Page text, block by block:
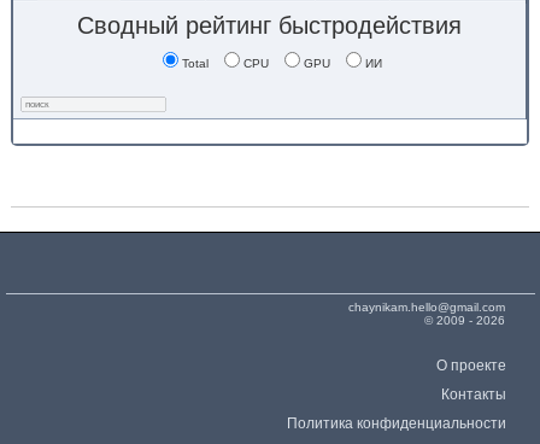
Сводный рейтинг быстродействия
Total CPU GPU ИИ
chaynikam.hello@gmail.com
© 2009 - 2026
О проекте
Контакты
Политика конфиденциальности